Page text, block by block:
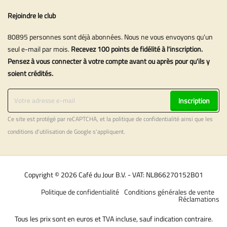
Rejoindre le club
80895 personnes sont déjà abonnées. Nous ne vous envoyons qu'un
seul e-mail par mois. Recevez 100 points de fidélité à l'inscription.
Pensez à vous connecter à votre compte avant ou après pour qu'ils y
soient crédités.
Inscription
Ce site est protégé par reCAPTCHA, et la politique de confidentialitéainsi que les
conditions d'utilisationde Google s'appliquent.
Copyright © 2026 Café du Jour B.V. - VAT: NL866270152B01
Conditions générales de vente
Politique de confidentialité
Réclamations
Tous les prix sont en euros et TVA incluse, sauf indication contraire.